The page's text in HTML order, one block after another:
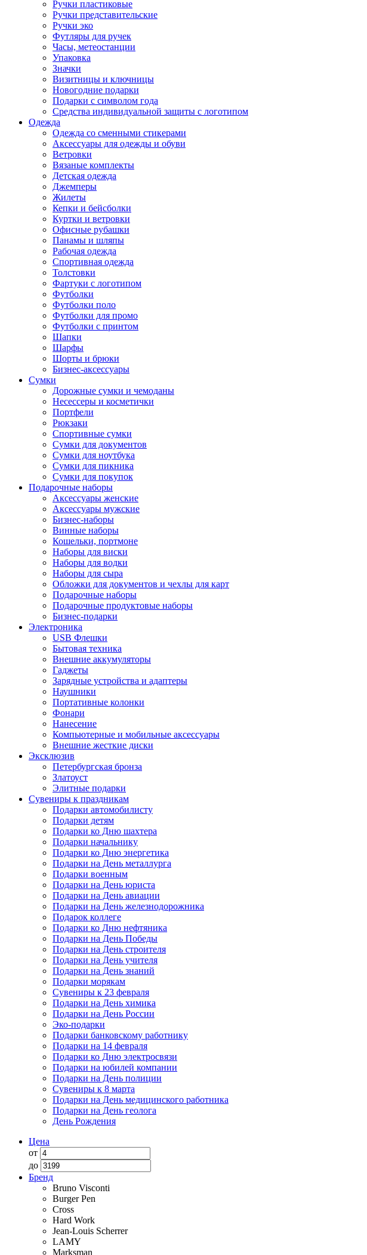
Ручки пластиковые
Ручки представительские
Ручки эко
Футляры для ручек
Часы, метеостанции
Упаковка
Значки
Визитницы и ключницы
Новогодние подарки
Подарки с символом года
Средства индивидуальной защиты с логотипом
Одежда
Одежда со сменными стикерами
Аксессуары для одежды и обуви
Ветровки
Вязаные комплекты
Детская одежда
Джемперы
Жилеты
Кепки и бейсболки
Куртки и ветровки
Офисные рубашки
Панамы и шляпы
Рабочая одежда
Спортивная одежда
Толстовки
Фартуки с логотипом
Футболки
Футболки поло
Футболки для промо
Футболки с принтом
Шапки
Шарфы
Шорты и брюки
Бизнес-аксессуары
Сумки
Дорожные сумки и чемоданы
Несессеры и косметички
Портфели
Рюкзаки
Спортивные сумки
Сумки для документов
Сумки для ноутбука
Сумки для пикника
Сумки для покупок
Подарочные наборы
Аксессуары женские
Аксессуары мужские
Бизнес-наборы
Винные наборы
Кошельки, портмоне
Наборы для виски
Наборы для водки
Наборы для сыра
Обложки для документов и чехлы для карт
Подарочные наборы
Подарочные продуктовые наборы
Бизнес-подарки
Электроника
USB Флешки
Бытовая техника
Внешние аккумуляторы
Гаджеты
Зарядные устройства и адаптеры
Наушники
Портативные колонки
Фонари
Нанесение
Компьютерные и мобильные аксессуары
Внешние жесткие диски
Эксклюзив
Петербургская бронза
Златоуст
Элитные подарки
Сувениры к праздникам
Подарки автомобилисту
Подарки детям
Подарки ко Дню шахтера
Подарки начальнику
Подарки ко Дню энергетика
Подарки на День металлурга
Подарки военным
Подарки на День юриста
Подарки на День авиации
Подарки на День железнодорожника
Подарок коллеге
Подарки ко Дню нефтяника
Подарки на День Победы
Подарки на День строителя
Подарки на День учителя
Подарки на День знаний
Подарки морякам
Сувениры к 23 февраля
Подарки на День химика
Подарки на День России
Эко-подарки
Подарки банковскому работнику
Подарки на 14 февраля
Подарки ко Дню электросвязи
Подарки на юбилей компании
Подарки на День полиции
Сувениры к 8 марта
Подарки на День медицинского работника
Подарки на День геолога
День Рождения
Цена
от
до
Бренд
Bruno Visconti
Burger Pen
Cross
Hard Work
Jean-Louis Scherrer
LAMY
Marksman